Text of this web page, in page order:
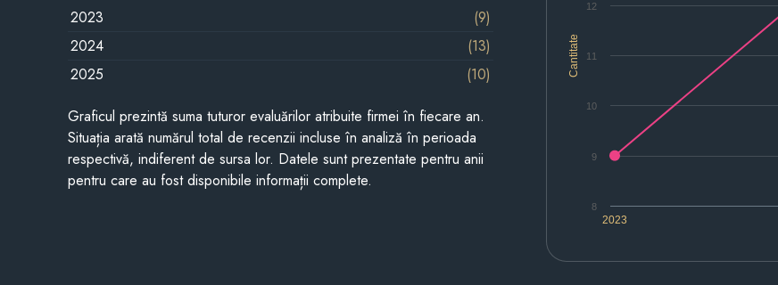
Cantitate
2023
8
9
10
11
12
2023
(9)
2024
(13)
2025
(10)
Graficul prezintă suma tuturor evaluărilor atribuite firmei în fiecare an.
Situația arată numărul total de recenzii incluse în analiză în perioada
respectivă, indiferent de sursa lor. Datele sunt prezentate pentru anii
pentru care au fost disponibile informații complete.